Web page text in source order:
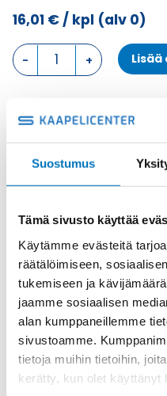
Suostumus
Tämä sivusto käyttää
Käytämme evästeitä
räätälöimiseen,
tukemiseen ja
jaamme sosiaalisen
alan kumppaneillemme
sivustoamme.
tietoja muihin tietoihin,
kerätty, kun olet käyttänyt
16,01 €/ kpl (alv 0)
LÄPIVIENTIKOTELO,
KOTELON
määrä
Metalli
TuotekoodiMKAXIAP20
Osasto ILME -
Toimitusaika: 1-7 päivää
Yli 35kg:n toimituskulut
Valmistaja
Koko
Materiaali
Käyttölämpötila
IP-luokka